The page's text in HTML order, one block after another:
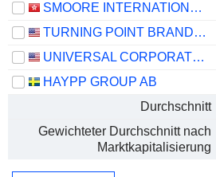
SMOORE INTERNATIONAL HOLDINGS LIMITED
TURNING POINT BRANDS, INC.
UNIVERSAL CORPORATION
HAYPP GROUP AB
Durchschnitt
Gewichteter Durchschnitt nach
Marktkapitalisierung